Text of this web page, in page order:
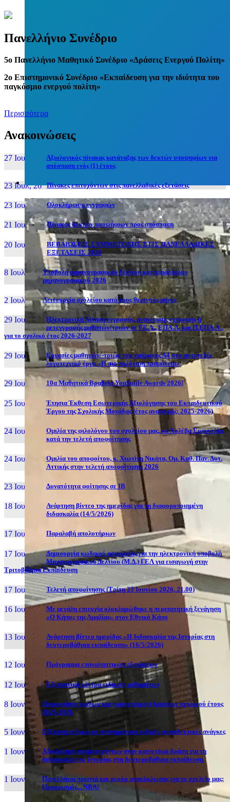
Πανελλήνιο Συνέδριο
5o Πανελλήνιο Μαθητικό Συνέδριο «Δράσεις Ενεργού Πολίτη»
2ο Επιστημονικό Συνέδριο «Εκπαίδευση για την ιδιότητα του
παγκόσμιο ενεργού πολίτη»
Περισσότερα
Ανακοινώσεις
27 Ιουν, 26
Αξιολογικός πίνακας κατάταξης των δεκτών υποψηφίων για
απόσπαση ενός (1) έτους
23 Ιουλ, 26 Πίνακες επιτυχόντων στις πανελλαδικές εξετάσεις
23 Ιουλ, 26 Ολοκλήρωση εγγραφών
21 Ιουλ, 26 Πίνακας δεκτών υποψήφιων προς απόσπαση
20 Ιουλ, 26
ΒΕΒΑΙΩΣΕΙΣ ΣΥΜΜΕΤΟΧΗΣ ΣΤΙΣ ΠΑΝΕΛΛΑΔΙΚΕΣ
ΕΞΕΤΑΣΕΙΣ 2026
8 Ιουλ, 26
Υποβολή μηχανογραφικού δελτίου και παράλληλου
μηχανογραφικού 2026
2 Ιουλ, 26 Λειτουργία σχολείου κατά τους θερινούς μήνες
29 Ιουν, 26
Ηλεκτρονική Αίτηση εγγραφής, ανανέωσης εγγραφής ή
μετεγγραφής μαθητών/τριών σε ΓΕ.Λ., ΕΠΑ.Λ. και Π.ΕΠΑ.Λ.,
για το σχολικό έτος 2026-2027
29 Ιουν, 26
Εργασίες μαθητών/-τριών του τμήματος Α4 στο αυτοτελές
λογοτεχνικό έργο «Η πιο πολύτιμη πραμάτεια»
29 Ιουν, 26 10α Μαθητικά Βραβεία YouSmile Awards 2026!
25 Ιουν, 26
Έτησια Έκθεση Εσωτερικής Αξιολόγησης του Εκπαιδευτικού
Έργου της Σχολικής Μονάδας (έτος αναφοράς: 2025-2026)
24 Ιουν, 26
Ομιλία της φιλολόγου του σχολείου μας, κα Χολέβα Ευαγγελία,
κατά την τελετή αποφοίτησης
24 Ιουν, 26
Ομιλία του αποφοίτου, κ. Χιωτίνη Νικήτα, Ομ. Καθ. Παν. Δυτ.
Αττικής στην τελετή αποφοίτησης 2026
23 Ιουν, 26 Δυνατότητα φοίτησης σε ΙΒ
18 Ιουν, 26
Ανάρτηση βίντεο της ημερίδας για τη διαφοροποιημένη
διδασκαλία (14/5/2026)
17 Ιουν, 26 Παραλαβή απολυτήριων
17 Ιουν, 26
Δημιουργία κωδικού ασφαλείας για την ηλεκτρονική υποβολή
Μηχανογραφικού Δελτίου (Μ.Δ.) ΓΕΛ για εισαγωγή στην
Τριτοβάθμια Εκπαίδευση
17 Ιουν, 26 Τελετή αποφοίτησης (Τρίτη 23 Ιουνίου 2026, 21.00)
16 Ιουν, 26
Με μεγάλη επιτυχία ολοκληρώθηκε η περιπατητική ξενάγηση
«Ο Κήπος της Αμαλίας» στον Εθνικό Κήπο
13 Ιουν, 26
Ανάρτηση βίντεο ημερίδας «Η διδασκαλία της Ιστορίας στη
δευτεροβάθμια εκπαίδευση» (16/5/2026)
12 Ιουν, 26 Πρόγραμμα επαναληπτικών εξετάσεων
12 Ιουν, 26 Εξεταστικά κέντρα ειδικών μαθημάτων
8 Ιουν, 26
Παρουσίαση ομίλων και (καινοτόμων) δράσεων σχολικού έτους
2025-2026
5 Ιουν, 26 Εξέταση ατόμων με αναπηρία και ειδικές εκπαιδευτικές ανάγκες
1 Ιουν, 26
Αξιολόγηση συμμετεχόντων στην καινοτόμα δράση για τη
διδασκαλία της Ιστορίας στη δευτεροβάθμια εκπαίδευση
1 Ιουν, 26
Πανελλήνια πρωτιά και ρεκόρ ανακύκλωσης για το σχολείο μας:
Προορισμός... NBA!